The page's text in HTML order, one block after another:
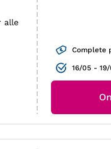
alle
Complete
16/05 -